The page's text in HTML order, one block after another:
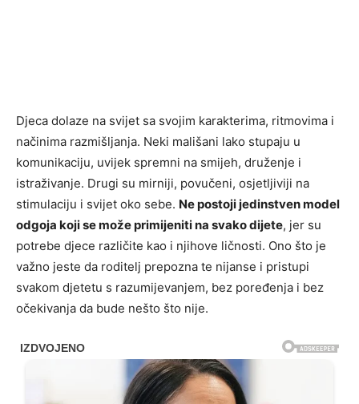
Djeca dolaze na svijet sa svojim karakterima, ritmovima i
načinima razmišljanja. Neki mališani lako stupaju u
komunikaciju, uvijek spremni na smijeh, druženje i
istraživanje. Drugi su mirniji, povučeni, osjetljiviji na
stimulaciju i svijet oko sebe. Ne postoji jedinstven model
odgoja koji se može primijeniti na svako dijete, jer su
potrebe djece različite kao i njihove ličnosti. Ono što je
važno jeste da roditelj prepozna te nijanse i pristupi
svakom djetetu s razumijevanjem, bez poređenja i bez
očekivanja da bude nešto što nije.